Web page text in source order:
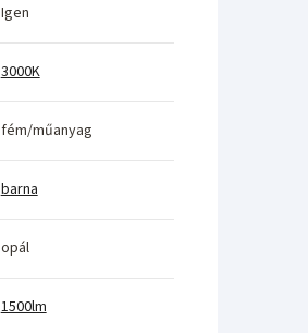
Igen
3000K
fém/műanyag
barna
opál
1500lm